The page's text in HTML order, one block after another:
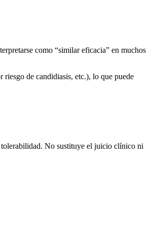
como “similar eficacia” en muchos
riesgo de candidiasis, etc.), lo que puede
No sustituye el juicio clínico ni